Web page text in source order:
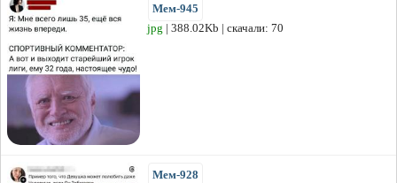
Мем-945
jpg | 388.02Kb | скачали: 70
Мем-928